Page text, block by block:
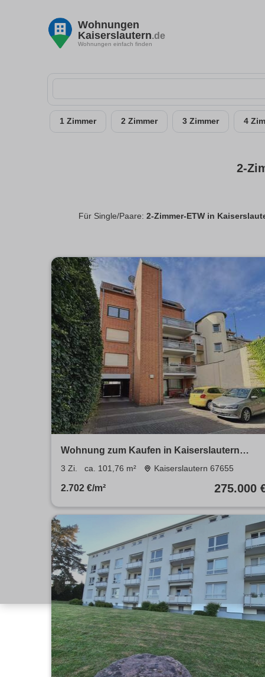
Wohnungen
Kaiserslautern.de
Wohnungen einfach finden
1 Zimmer 2 Zimmer 3 Zimmer 4
2-
Für Single/Paare: 2-Zimmer-ETW in
Wohnung zum Kaufen in Kaiserslautern
275.000 € 101.76 m²
3 Zi. ca. 101,76 m² Kaiserslautern 67655
2.702 €/m² 275.000